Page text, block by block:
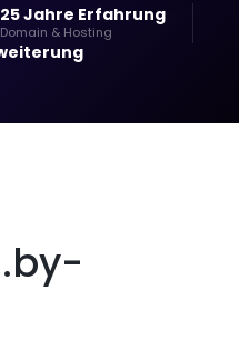
25 Jahre Erfahrung
Domain & Hosting